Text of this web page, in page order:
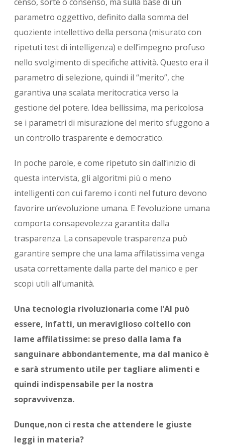
parametro oggettivo, definito dalla somma del
quoziente intellettivo della persona (misurato con
ripetuti test di intelligenza) e dell’impegno profuso
nello svolgimento di specifiche attività. Questo era il
parametro di selezione, quindi il “merito”, che
garantiva una scalata meritocratica verso la
gestione del potere. Idea bellissima, ma pericolosa
se i parametri di misurazione del merito sfuggono a
un controllo trasparente e democratico.
In poche parole, e come ripetuto sin dall’inizio di
questa intervista, gli algoritmi più o meno
intelligenti con cui faremo i conti nel futuro devono
favorire un’evoluzione umana. E l’evoluzione umana
comporta consapevolezza garantita dalla
trasparenza. La consapevole trasparenza può
garantire sempre che una lama affilatissima venga
usata correttamente dalla parte del manico e per
scopi utili all’umanità.
Una tecnologia rivoluzionaria come l’AI può
essere, infatti, un meraviglioso coltello con
lame affilatissime: se preso dalla lama fa
sanguinare abbondantemente, ma dal manico è
e sarà strumento utile per tagliare alimenti e
quindi indispensabile per la nostra
sopravvivenza.
Dunque,non ci resta che attendere le giuste
leggi in materia?